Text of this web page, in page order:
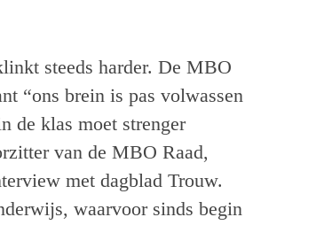
steeds harder. De MBO
“ons brein is pas volwassen
de klas moet strenger
van de MBO Raad,
met dagblad Trouw.
waarvoor sinds begin